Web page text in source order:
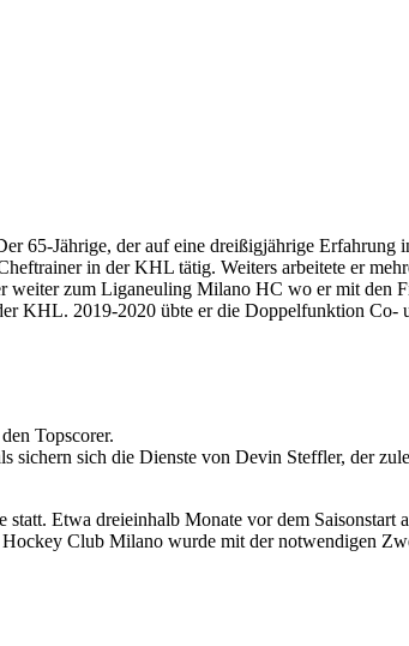
65-Jährige, der auf eine dreißigjährige Erfahrung
in der KHL tätig. Weiters arbeitete er
zum Liganeuling Milano HC wo er mit den
KHL. 2019-2020 übte er die Doppelfunktion
Topscorer.
sichern sich die Dienste von Devin Steffler, der
Etwa dreieinhalb Monate vor dem Saisonstart
Club Milano wurde mit der notwendigen